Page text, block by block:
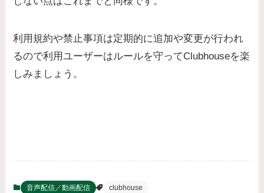
利用規約や禁止事項は定期的に追加や変更が行われ
るので利用ユーザーはルールを守ってClubhouseを楽
しみましょう。
音声配信／動画配信 clubhouse